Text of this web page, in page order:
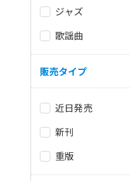
ジャズ
歌謡曲
販売タイプ
近日発売
新刊
重版